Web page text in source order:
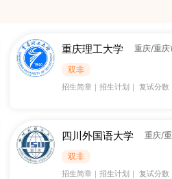
重庆理工大学 重庆/重庆
双非
招生简章 ｜ 招生计划 ｜ 复试分数
四川外国语大学 重庆/
双非
招生简章 ｜ 招生计划 ｜ 复试分数